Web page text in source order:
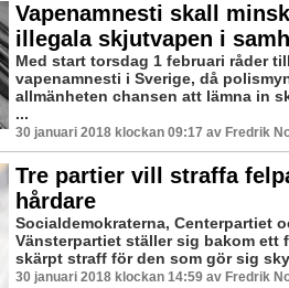
Vapenamnesti skall
illegala skjutvapen i
Med start torsdag 1 februari råder
vapenamnesti i Sverige, då
allmänheten chansen att lämna in
...
30 januari 2018 klockan 09:17 av Fredrik
Tre partier vill straffa
hårdare
Socialdemokraterna, Centerpartiet
Vänsterpartiet ställer sig bakom ett
skärpt straff för den som gör sig
30 januari 2018 klockan 14:59 av Fredrik